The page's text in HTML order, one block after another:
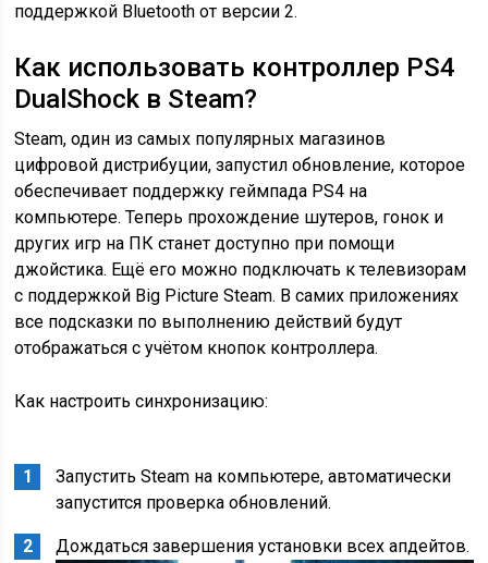
поддержкой Bluetooth от версии 2.
Как использовать контроллер PS4
DualShock в Steam?
Steam, один из самых популярных магазинов
цифровой дистрибуции, запустил обновление, которое
обеспечивает поддержку геймпада PS4 на
компьютере. Теперь прохождение шутеров, гонок и
других игр на ПК станет доступно при помощи
джойстика. Ещё его можно подключать к телевизорам
с поддержкой Big Picture Steam. В самих приложениях
все подсказки по выполнению действий будут
отображаться с учётом кнопок контроллера.
Как настроить синхронизацию:
Запустить Steam на компьютере, автоматически
запустится проверка обновлений.
Дождаться завершения установки всех апдейтов.